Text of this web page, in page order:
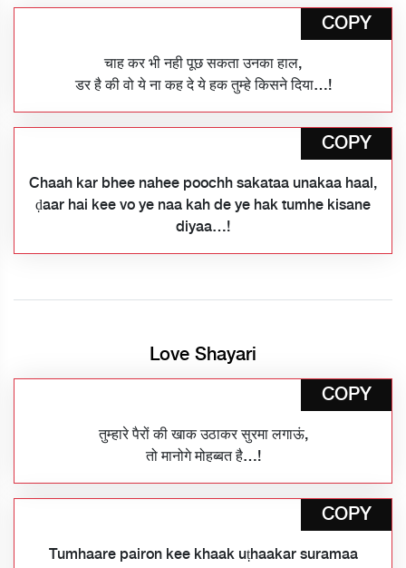
COPY
चाह कर भी नही पूछ सकता उनका हाल,
डर है की वो ये ना कह दे ये हक तुम्हे किसने दिया…!
COPY
Chaah kar bhee nahee poochh sakataa unakaa haal,
ḍaar hai kee vo ye naa kah de ye hak tumhe kisane
diyaa…!
Love Shayari
COPY
तुम्हारे पैरों की खाक उठाकर सुरमा लगाऊं,
तो मानोगे मोहब्बत है…!
COPY
Tumhaare pairon kee khaak uṭhaakar suramaa